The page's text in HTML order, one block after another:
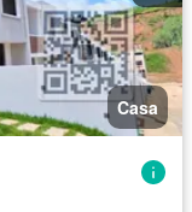
Casa